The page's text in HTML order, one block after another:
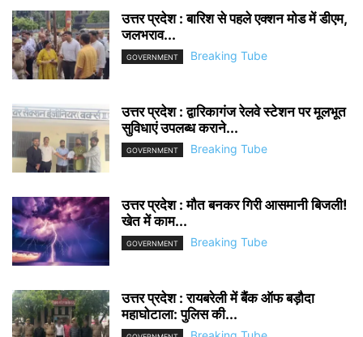
SPECIAL NEWS SPORTS SUPREME COURT TECHNOLOGY
TRAVEL TRENDING TOPIC
उत्तर प्रदेश : बारिश से पहले एक्शन मोड में डीएम,
जलभराव...
GOVERNMENT Breaking Tube
उत्तर प्रदेश : द्वारिकागंज रेलवे स्टेशन पर मूलभूत
सुविधाएं उपलब्ध कराने...
GOVERNMENT Breaking Tube
उत्तर प्रदेश : मौत बनकर गिरी आसमानी बिजली!
खेत में काम...
GOVERNMENT Breaking Tube
उत्तर प्रदेश : रायबरेली में बैंक ऑफ बड़ौदा
महाघोटाला: पुलिस की...